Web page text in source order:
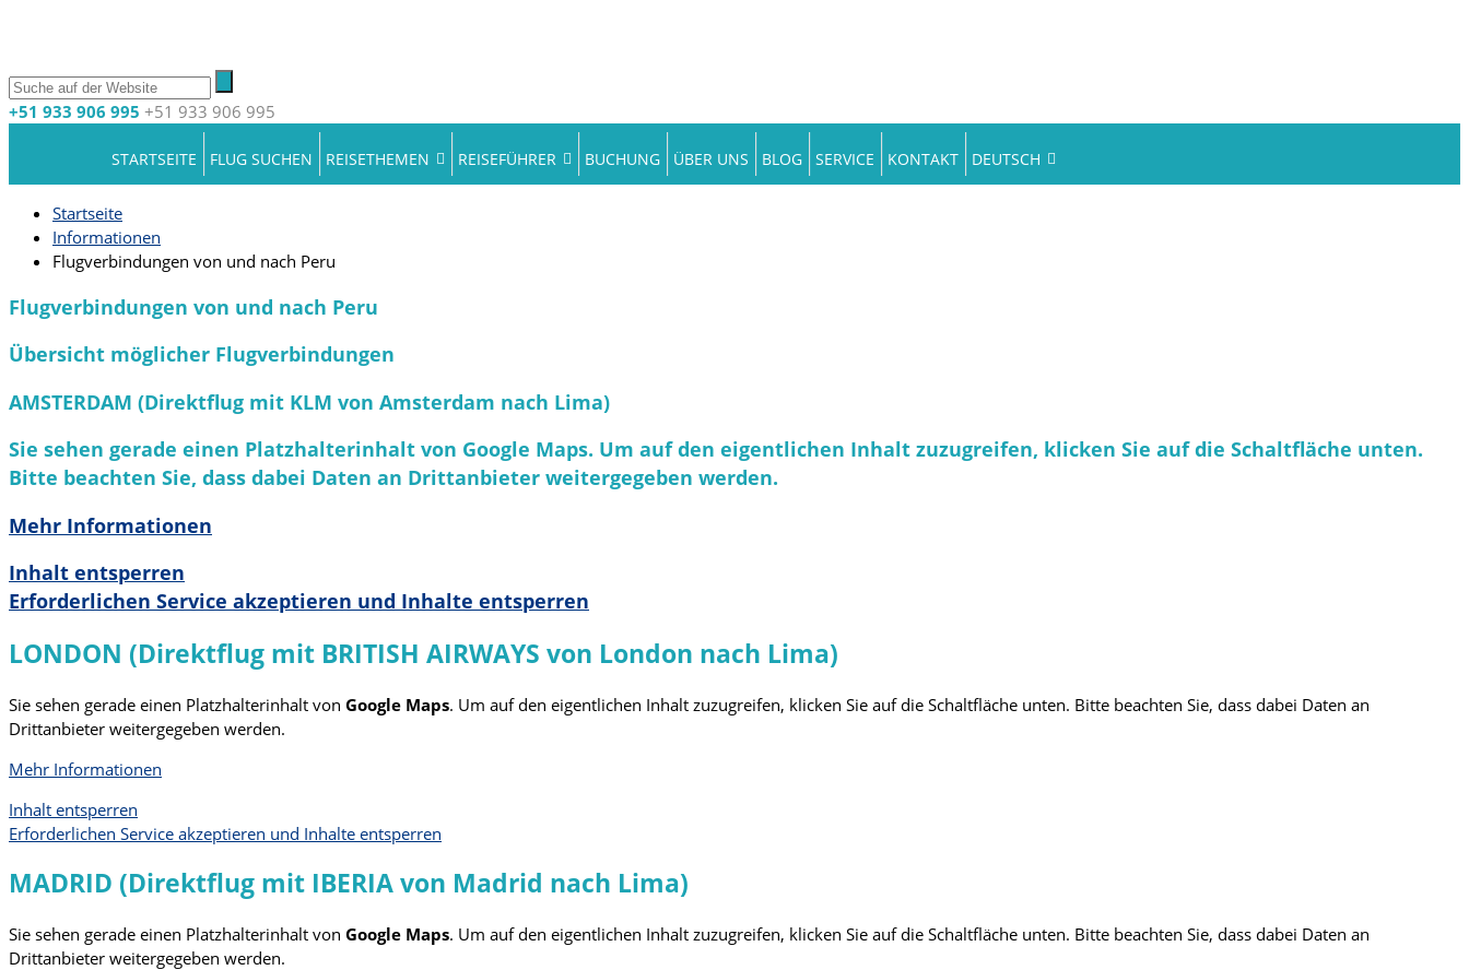
+51 933 906 995 +51 933 906 995
STARTSEITE FLUG SUCHEN REISETHEMEN REISEFÜHRER BUCHUNG ÜBER UNS BLOG SERVICE KONTAKT DEUTSCH
Startseite
Informationen
Flugverbindungen von und nach Peru
Flugverbindungen von und nach Peru
Übersicht möglicher Flugverbindungen
AMSTERDAM (Direktflug mit KLM von Amsterdam nach Lima)
Sie sehen gerade einen Platzhalterinhalt von Google Maps. Um auf den eigentlichen Inhalt zuzugreifen, klicken Sie auf die Schaltfläche unten.
Bitte beachten Sie, dass dabei Daten an Drittanbieter weitergegeben werden.
Mehr Informationen
Inhalt entsperren
Erforderlichen Service akzeptieren und Inhalte entsperren
LONDON (Direktflug mit BRITISH AIRWAYS von London nach Lima)
Sie sehen gerade einen Platzhalterinhalt von Google Maps. Um auf den eigentlichen Inhalt zuzugreifen, klicken Sie auf die Schaltfläche unten. Bitte beachten Sie, dass dabei Daten an
Drittanbieter weitergegeben werden.
Mehr Informationen
Inhalt entsperren
Erforderlichen Service akzeptieren und Inhalte entsperren
MADRID (Direktflug mit IBERIA von Madrid nach Lima)
Sie sehen gerade einen Platzhalterinhalt von Google Maps. Um auf den eigentlichen Inhalt zuzugreifen, klicken Sie auf die Schaltfläche unten. Bitte beachten Sie, dass dabei Daten an
Drittanbieter weitergegeben werden.